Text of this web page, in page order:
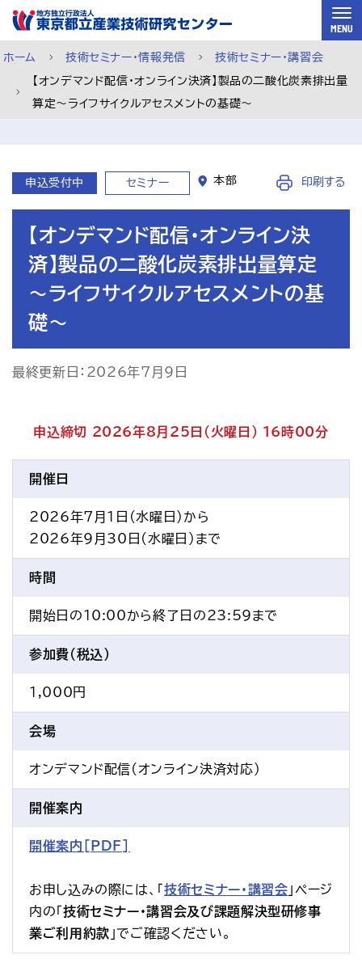
スキップして本文へ
MENU
チャットで相談
アクセス
ホーム 技術セミナー・情報発信 技術セミナー・講習会
【オンデマンド配信・オンライン決済】製品の二酸化炭素排出量
算定～ライフサイクルアセスメントの基礎～
申込受付中 セミナー 本部 印刷する
【オンデマンド配信・オンライン決
済】製品の二酸化炭素排出量算定
～ライフサイクルアセスメントの基
礎～
最終更新日：2026年7月9日
申込締切 2026年8月25日(火曜日) 16時00分
開催日
2026年7月1日(水曜日)から
2026年9月30日(水曜日)まで
時間
開始日の10:00から終了日の23:59まで
参加費(税込)
1,000円
会場
オンデマンド配信(オンライン決済対応)
開催案内
開催案内[PDF]
お申し込みの際には、「技術セミナー・講習会 」ページ
内の「 技術セミナー・講習会及び課題解決型研修事
業ご利用約款 」でご確認ください。